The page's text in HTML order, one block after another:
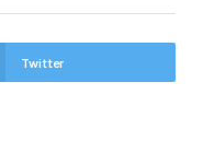
Twitter